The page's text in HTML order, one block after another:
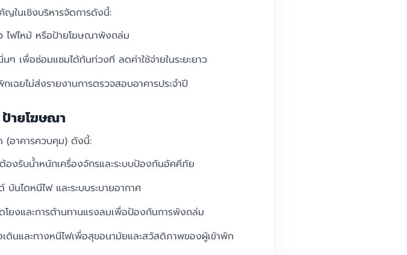
ญในเชิงบริหารจัดการดังนี้:
ไฟไหม้ หรือป้ายโฆษณาพังถล่ม
เพื่อซ่อมแซมได้ทันท่วงที ลดค่าใช้จ่ายในระยะยาว
เฉยไม่ส่งรายงานการตรวจสอบอาคารประจำปี
ป้ายโฆษณา
(อาคารควบคุม) ดังนี้:
งรับน้ำหนักเครื่องจักรและระบบป้องกันอัคคีภัย
นไดหนีไฟ และระบบระบายอากาศ
ยงและการต้านทานแรงลมเพื่อป้องกันการพังถล่ม
ดินและทางหนีไฟเพื่อสุขอนามัยและสวัสดิภาพของผู้เข้าพัก